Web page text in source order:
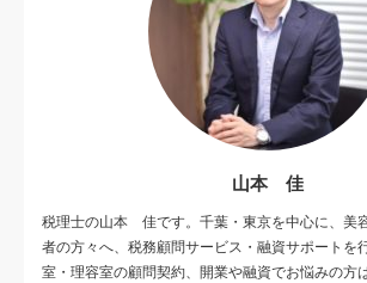
山本 佳
税理士の山本 佳です。千葉・東京を中心に、美
者の方々へ、税務顧問サービス・融資サポートを
室・理容室の顧問契約、開業や融資でお悩みの方